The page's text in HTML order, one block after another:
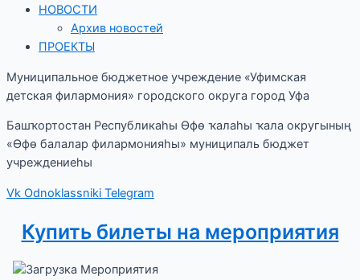
НОВОСТИ
Архив новостей
ПРОЕКТЫ
Муниципальное бюджетное учреждение «Уфимская
детская филармония» городского округа город Уфа
Башҡортостан Республикаһы Өфө ҡалаһы ҡала округының
«Өфө балалар филармонияһы» муниципаль бюджет
учреждениеһы
Vk Odnoklassniki Telegram
Купить билеты на мероприятия